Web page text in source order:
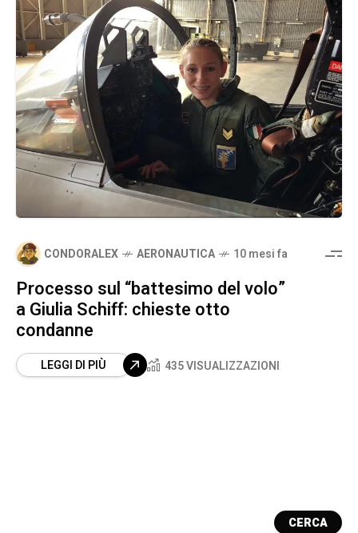
CONDORALEX AERONAUTICA 10 mesi fa
Processo sul “battesimo del volo”
a Giulia Schiff: chieste otto
condanne
LEGGI DI PIÙ 435 VISUALIZZAZIONI
CERCA